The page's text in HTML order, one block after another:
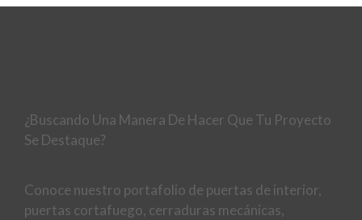
¿Buscando Una Manera De Hacer Que Tu Proyecto
Se Destaque?
Conoce nuestro portafolio de puertas de interior,
puertas cortafuego, cerraduras mecánicas,